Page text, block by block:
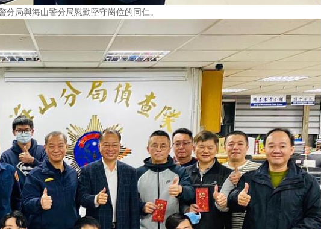
局與海山警分局慰勤堅守崗位的同仁。